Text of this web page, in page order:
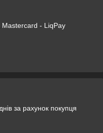
- LiqPay
за рахунок покупця